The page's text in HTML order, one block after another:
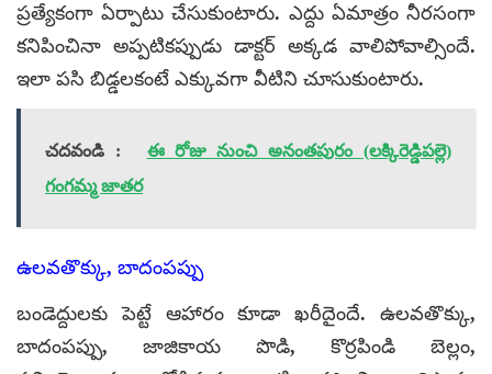
ప్రత్యేకంగా ఏర్పాటు చేసుకుంటారు. ఎద్దు ఏమాత్రం నీరసంగా
కనిపించినా అప్పటికప్పుడు డాక్టర్ అక్కడ వాలిపోవాల్సిందే.
ఇలా పసి బిడ్డలకంటే ఎక్కువగా వీటిని చూసుకుంటారు.
చదవండి :
ఈ రోజు నుంచి అనంతపురం (లక్కిరెడ్డిపల్లె)
గంగమ్మ జాతర
ఉలవతొక్కు, బాదంపప్పు
బండెద్దులకు పెట్టే ఆహారం కూడా ఖరీదైందే. ఉలవతొక్కు,
బాదంపప్పు, జాజికాయ పొడి, కొర్రపిండి బెల్లం,